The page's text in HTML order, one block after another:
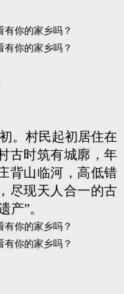
。村民起初居住在
古时筑有城廓，年
背山临河，高低错
尽现天人合一的古
产”。